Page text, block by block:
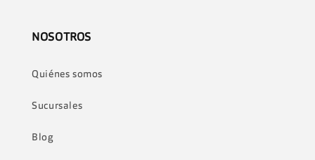
NOSOTROS
Quiénes somos
Sucursales
Blog